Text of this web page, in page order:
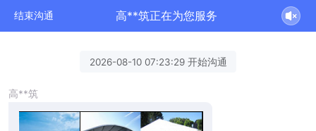
结束沟通 高**筑正在为您服务
2026-08-10 07:23:29 开始沟通
高**筑